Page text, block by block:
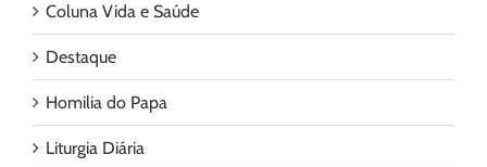
Coluna Vida e Saúde
Destaque
Homilia do Papa
Liturgia Diária